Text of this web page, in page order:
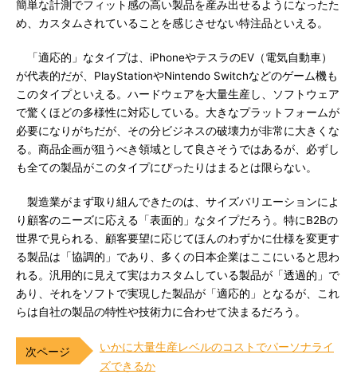
簡単な計測でフィット感の高い製品を産み出せるようになったた
め、カスタムされていることを感じさせない特注品といえる。
「適応的」なタイプは、iPhoneやテスラのEV（電気自動車）
が代表的だが、PlayStationやNintendo Switchなどのゲーム機も
このタイプといえる。ハードウェアを大量生産し、ソフトウェア
で驚くほどの多様性に対応している。大きなプラットフォームが
必要になりがちだが、その分ビジネスの破壊力が非常に大きくな
る。商品企画が狙うべき領域として良さそうではあるが、必ずし
も全ての製品がこのタイプにぴったりはまるとは限らない。
製造業がまず取り組んできたのは、サイズバリエーションによ
り顧客のニーズに応える「表面的」なタイプだろう。特にB2Bの
世界で見られる、顧客要望に応じてほんのわずかに仕様を変更す
る製品は「協調的」であり、多くの日本企業はここにいると思わ
れる。汎用的に見えて実はカスタムしている製品が「透過的」で
あり、それをソフトで実現した製品が「適応的」となるが、これ
らは自社の製品の特性や技術力に合わせて決まるだろう。
いかに大量生産レベルのコストでパーソナライ
ズできるか